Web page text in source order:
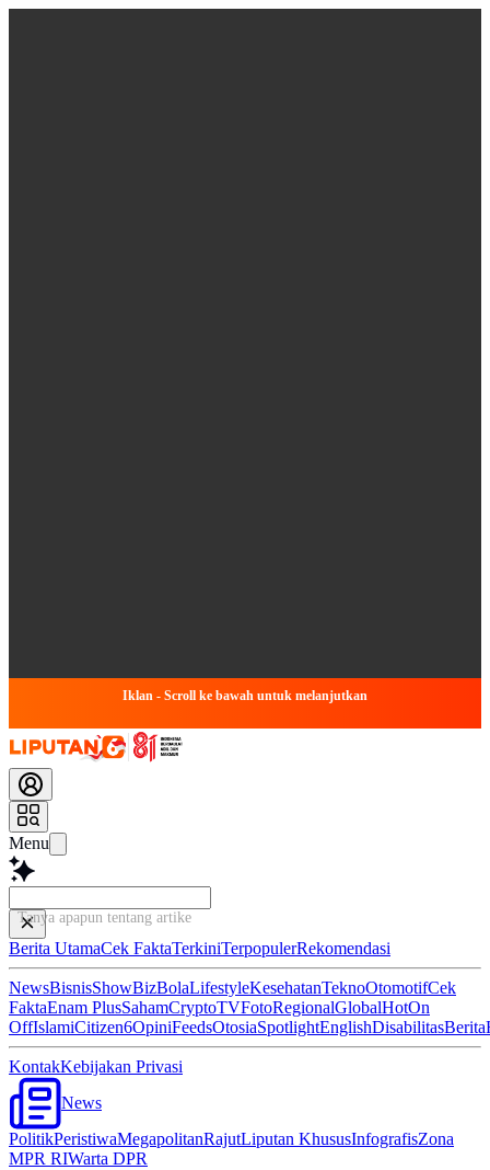
Iklan - Scroll ke bawah untuk melanjutkan
Menu
Tanya apapun tentang artikel ini...
Berita UtamaCek FaktaTerkiniTerpopulerRekomendasi
NewsBisnisShowBizBolaLifestyleKesehatanTeknoOtomotifCek
FaktaEnam PlusSahamCryptoTVFotoRegionalGlobalHotOn
OffIslamiCitizen6OpiniFeedsOtosiaSpotlightEnglishDisabilitasBerita
KontakKebijakan Privasi
News
PolitikPeristiwaMegapolitanRajutLiputan KhususInfografisZona
MPR RIWarta DPR